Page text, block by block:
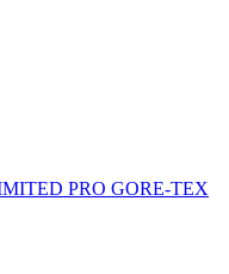
PRO GORE-TEX